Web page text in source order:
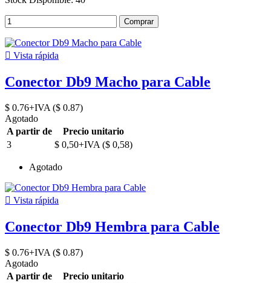
Comprar
 Vista rápida
Conector Db9 Macho para Cable
$ 0.76+IVA ($ 0.87)
Agotado
A partir de
Precio unitario
3
$ 0,50+IVA ($ 0,58)
Agotado
 Vista rápida
Conector Db9 Hembra para Cable
$ 0.76+IVA ($ 0.87)
Agotado
A partir de
Precio unitario